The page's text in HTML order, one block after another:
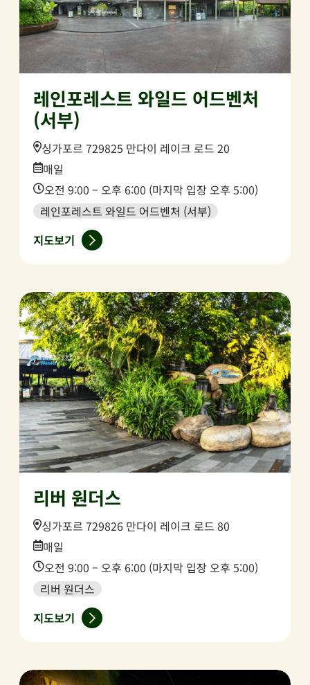
레인포레스트 와일드 어드벤처
(서부)
Location:
싱가포르 729825 만다이 레이크 로드 20
Date:
매일
Time:
오전 9:00 – 오후 6:00 (마지막 입장 오후 5:00)
레인포레스트 와일드 어드벤처 (서부)
지도보기
리버 원더스
Location:
싱가포르 729826 만다이 레이크 로드 80
Date:
매일
Time:
오전 9:00 – 오후 6:00 (마지막 입장 오후 5:00)
리버 원더스
지도보기